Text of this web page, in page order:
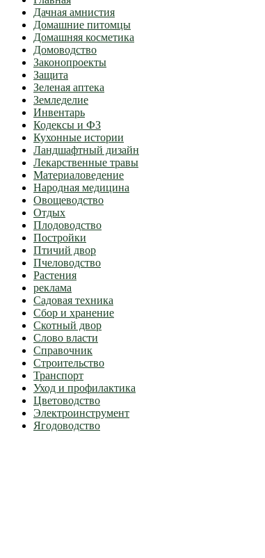
Дачная амнистия
Домашние питомцы
Домашняя косметика
Домоводство
Законопроекты
Защита
Зеленая аптека
Земледелие
Инвентарь
Кодексы и ФЗ
Кухонные истории
Ландшафтный дизайн
Лекарственные травы
Материаловедение
Народная медицина
Овощеводство
Отдых
Плодоводство
Постройки
Птичий двор
Пчеловодство
Растения
реклама
Садовая техника
Сбор и хранение
Скотный двор
Слово власти
Справочник
Строительство
Транспорт
Уход и профилактика
Цветоводство
Электроинструмент
Ягодоводство